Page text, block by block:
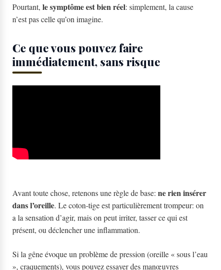
Pourtant, le symptôme est bien réel: simplement, la cause
n’est pas celle qu’on imagine.
Ce que vous pouvez faire
immédiatement, sans risque
Avant toute chose, retenons une règle de base: ne rien insérer
dans l’oreille. Le coton-tige est particulièrement trompeur: on
a la sensation d’agir, mais on peut irriter, tasser ce qui est
présent, ou déclencher une inflammation.
Si la gêne évoque un problème de pression (oreille « sous l’eau
», craquements), vous pouvez essayer des manœuvres